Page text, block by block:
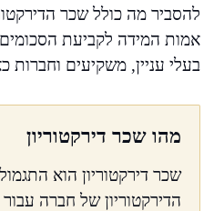
להסביר מה כולל שכר
אמות המידה לקביעת
בעלי עניין, משקיעים וחברות
מהו שכר דירקטוריון
שכר דירקטוריון הוא
הדירקטוריון של חברה